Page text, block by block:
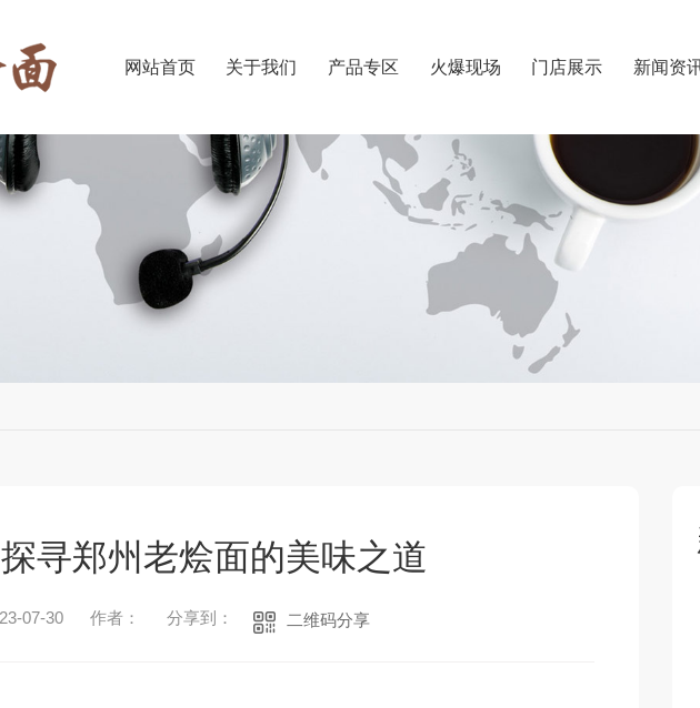
网站首页 关于我们 产品专区 火爆现场 门店展示 新闻资
寻郑州老烩面的美味之道
07-30 作者： 分享到： 二维码分享